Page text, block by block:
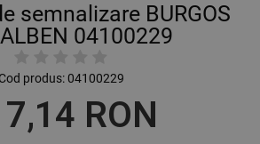
semnalizare BURGOS
04100229
Cod produs:04100229
RON